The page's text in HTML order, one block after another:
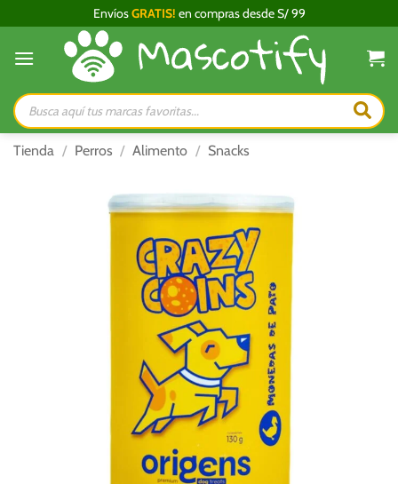
al
contenido
EnvíosGRATIS! en compras desde S/ 99
Búsqueda
de
productos
Tienda / Perros / Alimento / Snacks